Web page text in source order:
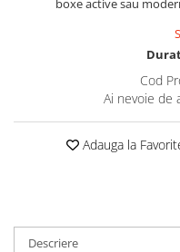
Osciloscoape FLUKE
Osciloscoape KEYSIGHT
Osciloscoape OWON
Osciloscoape Peaktech
Osciloscoape UNI-T
boxe active sau
Cod
Ai nevoie de
Adauga la
Descriere